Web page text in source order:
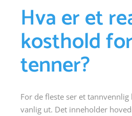
Hva er et
kosthold
tenner?
For de fleste ser et
vanlig ut. Det inneholder